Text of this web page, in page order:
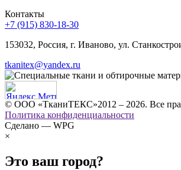
Контакты
+7 (915) 830-18-30
153032, Россия, г. Иваново, ул.
tkanitex@yandex.ru
© ООО «ТканиТЕКС»2012 – 2026. Все
Политика конфиденциальности
Сделано — WPG
×
Это ваш город?